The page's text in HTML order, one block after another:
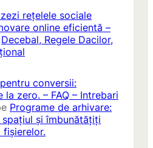
rețelele sociale
online eficientă –
Decebal, Regele Dacilor,
conversii:
la zero. – FAQ – Intrebari
Programe de arhivare:
și îmbunătățiți
fișierelor.